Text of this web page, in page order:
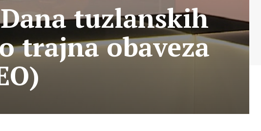
tuzlanskih
trajna obaveza